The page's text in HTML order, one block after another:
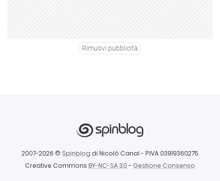
Rimuovi pubblicità
2007-2026 © Spinblog di Nicolò Canal - P.IVA 03919360275
Creative Commons BY-NC-SA 3.0- Gestione Consenso